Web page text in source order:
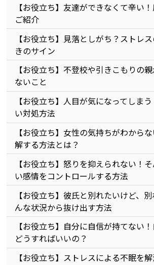
【お役立ち】友達ができなくて辛い
ご紹介
【お役立ち】見落としがち？ストレ
きのサイン
【お役立ち】不登校や引きこもりの
ないこと
【お役立ち】人目が気になってしま
い対処方法
【お役立ち】女性の気持ちがわから
解する方法とは？
【お役立ち】怒りを抑えられない！
い感情をコントロールする方法
【お役立ち】彼氏と別れたいけど、
んな状況から抜け出す方法
【お役立ち】自分に自信が持てない
どうすればいいの？
【お役立ち】ストレスによる不眠を